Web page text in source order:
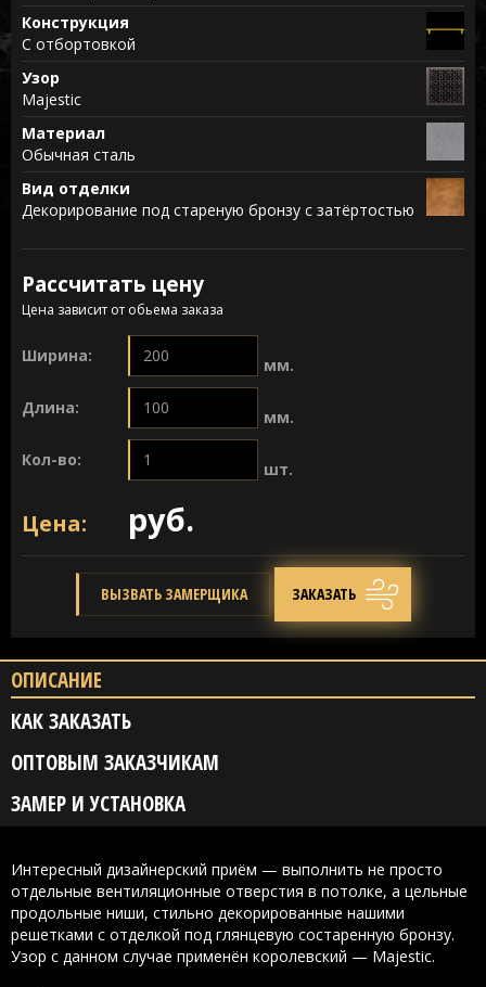
Конструкция
С отбортовкой
Узор
Majestic
Материал
Обычная сталь
Вид отделки
Декорирование под стареную бронзу с затёртостью
Рассчитать цену
Цена зависит от обьема заказа
Ширина: мм.
Длина: мм.
Кол-во: шт.
Цена: руб.
ВЫЗВАТЬ ЗАМЕРЩИКА ЗАКАЗАТЬ
ОПИСАНИЕ
КАК ЗАКАЗАТЬ
ОПТОВЫМ ЗАКАЗЧИКАМ
ЗАМЕР И УСТАНОВКА
Интересный дизайнерский приём — выполнить не просто
отдельные вентиляционные отверстия в потолке, а цельные
продольные ниши, стильно декорированные нашими
решетками с отделкой под глянцевую состаренную бронзу.
Узор с данном случае применён королевский — Majestic.